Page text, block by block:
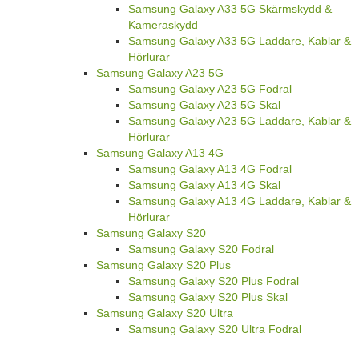
Samsung Galaxy A33 5G Skärmskydd &
Kameraskydd
Samsung Galaxy A33 5G Laddare, Kablar &
Hörlurar
Samsung Galaxy A23 5G
Samsung Galaxy A23 5G Fodral
Samsung Galaxy A23 5G Skal
Samsung Galaxy A23 5G Laddare, Kablar &
Hörlurar
Samsung Galaxy A13 4G
Samsung Galaxy A13 4G Fodral
Samsung Galaxy A13 4G Skal
Samsung Galaxy A13 4G Laddare, Kablar &
Hörlurar
Samsung Galaxy S20
Samsung Galaxy S20 Fodral
Samsung Galaxy S20 Plus
Samsung Galaxy S20 Plus Fodral
Samsung Galaxy S20 Plus Skal
Samsung Galaxy S20 Ultra
Samsung Galaxy S20 Ultra Fodral